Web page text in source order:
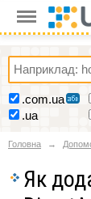
.com.ua
.ua
Головна
Як